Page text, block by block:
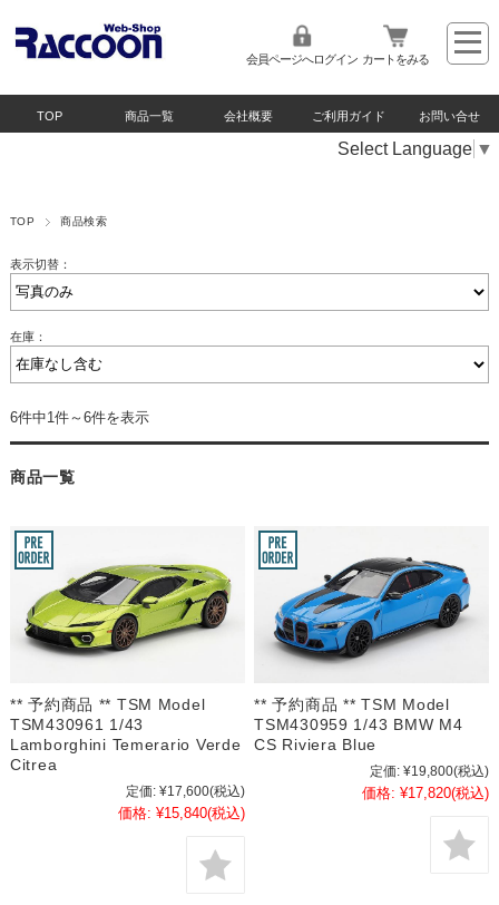
会員ページへログイン カートをみる
TOP 商品一覧 会社概要 ご利用ガイド お問い合せ
Select Language ▼
TOP 商品検索
表示切替：
在庫：
6件中1件～6件を表示
商品一覧
** 予約商品 ** TSM Model
TSM430961 1/43
Lamborghini Temerario Verde
Citrea
定価: ¥17,600(税込)
価格: ¥15,840(税込)
** 予約商品 ** TSM Model
TSM430959 1/43 BMW M4
CS Riviera Blue
定価: ¥19,800(税込)
価格: ¥17,820(税込)